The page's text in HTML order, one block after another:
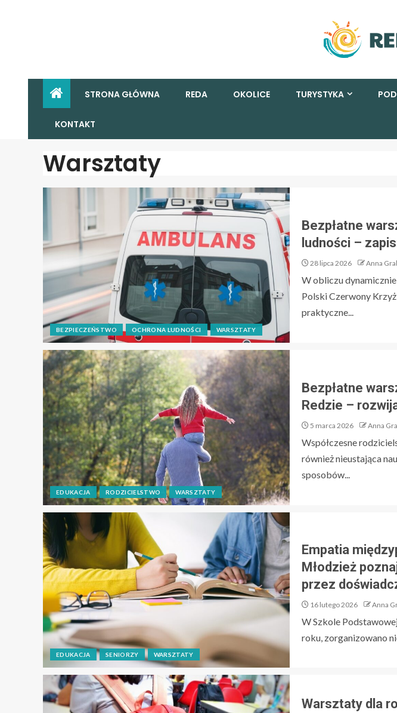
STRONA GŁÓWNA REDA OKOLICE TURYSTYKA
KONTAKT
Warsztaty
BEZPIECZEŃSTWO OCHRONA LUDNOŚCI WARSZTATY
Bezpłatne
ludności –
28 lipca 2026 Anna
W obliczu
Polski Czerwony
praktyczne...
EDUKACJA RODZICIELSTWO WARSZTATY
Bezpłatne
Redzie –
5 marca 2026 Anna
Współczesne
również nieustająca
sposobów...
EDUKACJA SENIORZY WARSZTATY
Empatia
Młodzież
przez
16 lutego 2026 Anna
W Szkole
roku, zorganizowano
Warsztaty dla